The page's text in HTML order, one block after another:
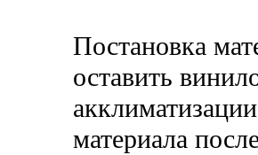
Постановка
оставить
материала